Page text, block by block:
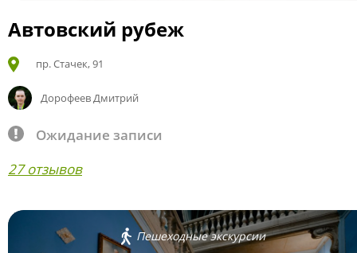
Автовский рубеж
пр. Стачек, 91
Дорофеев Дмитрий
Ожидание записи
27 отзывов
Пешеходные экскурсии